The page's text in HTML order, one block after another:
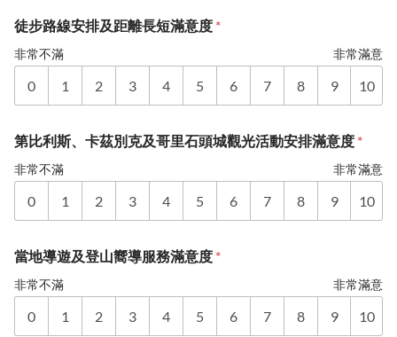
徒步路線安排及距離長短滿意度 *
非常不滿 非常滿意
0 1 2 3 4 5 6 7 8 9 10
第比利斯、卡茲別克及哥里石頭城觀光活動安排滿意度 *
非常不滿 非常滿意
0 1 2 3 4 5 6 7 8 9 10
當地導遊及登山嚮導服務滿意度 *
非常不滿 非常滿意
0 1 2 3 4 5 6 7 8 9 10